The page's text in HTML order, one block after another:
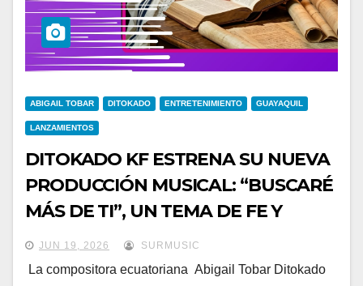
ABIGAIL TOBAR DITOKADO ENTRETENIMIENTO GUAYAQUIL
LANZAMIENTOS
DITOKADO KF ESTRENA SU NUEVA
PRODUCCIÓN MUSICAL: “BUSCARÉ
MÁS DE TI”, UN TEMA DE FE Y
ESPERANZA
JUN 19, 2026 SURMUSIC
La compositora ecuatoriana Abigail Tobar Ditokado